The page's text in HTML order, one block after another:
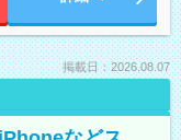
掲載日：2026.08.07